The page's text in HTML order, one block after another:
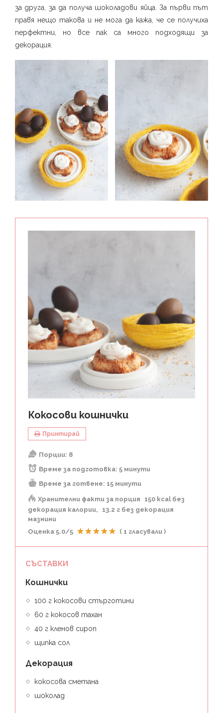
за друга, за да получа шоколадови яйца. За първи път
правя нещо такова и не мога да кажа, че се получиха
перфектни, но все пак са много подходящи за
декорация.
Кокосови кошнички
Принтирай
Порции: 8
Време за подготовка: 5 минути
Време за готвене: 15 минути
Хранителни факти за порция
150 kcal без
декорация калории
13.2 г без декорация
мазнини
Оценка 5.0/5 ( 1 гласували )
СЪСТАВКИ
Кошнички
100 г кокосови стърготини
60 г кокосов тахан
40 г кленов сироп
щипка сол
Декорация
кокосова сметана
шоколад